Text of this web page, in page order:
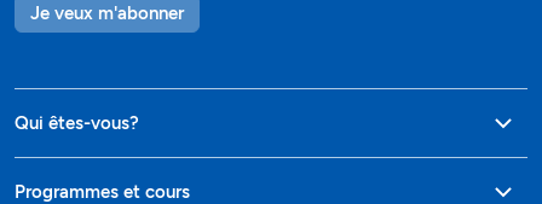
Je veux m'abonner
Qui êtes-vous?
Programmes et cours